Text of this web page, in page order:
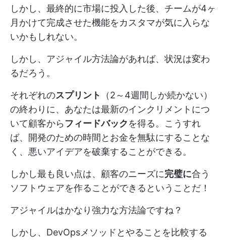
しかし、最終的に市場に投入した後、チームが4ヶ
月かけて完成させた機能をカスタマが気に入らな
いかもしれない。
しかし、アジャイル方法論があれば、状況は変わ
るだろう。
それぞれのスプリント
（2～4週間しか続かない）
の終わりに、あなたは最新のインクリメントにつ
いて顧客から フィードバックを得る。こうすれ
ば、開発のための時間とお金を無駄にすることな
く、悪いアイデアを破棄することができる。
しかし最も良い点は、顧客のニーズに完璧に合う
ソフトウェアを作ることができるということだ！
アジャイルはかなり強力な方法論ですね？
しかし、DevOpsメソッドとやることを比較する